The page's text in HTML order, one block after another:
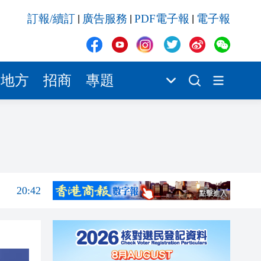
訂報/續訂 廣告服務 PDF電子報 電子報
地方 招商 專題
20:34
20:31
20:41